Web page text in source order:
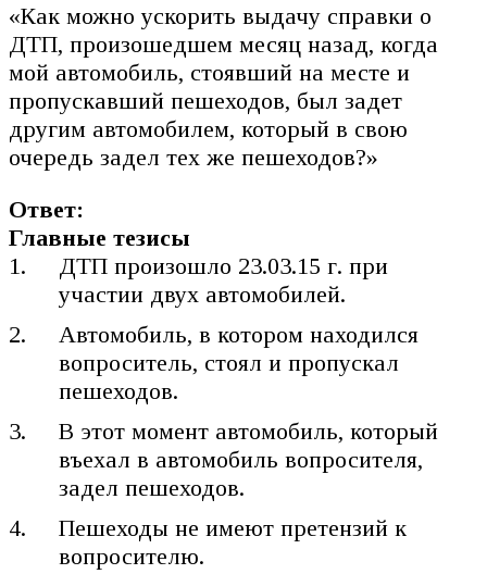
«Как можно ускорить выдачу справки о
ДТП, произошедшем месяц назад, когда
мой автомобиль, стоявший на месте и
пропускавший пешеходов, был задет
другим автомобилем, который в свою
очередь задел тех же пешеходов?»
Ответ:
Главные тезисы
ДТП произошло 23.03.15 г. при
участии двух автомобилей.
Автомобиль, в котором находился
вопроситель, стоял и пропускал
пешеходов.
В этот момент автомобиль, который
въехал в автомобиль вопросителя,
задел пешеходов.
Пешеходы не имеют претензий к
вопросителю.